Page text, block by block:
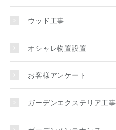
ウッド工事
オシャレ物置設置
お客様アンケート
ガーデンエクステリア工事